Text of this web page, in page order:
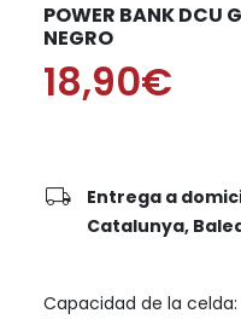
POWER BANK DCU
NEGRO
18,90€
local_shipping Entrega a
Catalunya,
Capacidad de la celda: